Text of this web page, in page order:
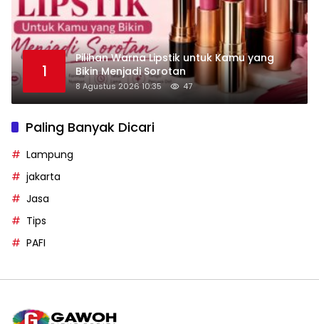
1
Pilihan Warna Lipstik untuk Kamu yang
Bikin Menjadi Sorotan
8 Agustus 2026 10:35 47
Paling Banyak Dicari
Lampung
jakarta
Jasa
Tips
PAFI